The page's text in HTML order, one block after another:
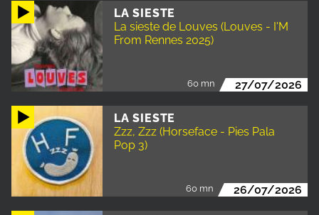
LA SIESTE
La sieste de Louves (Louves - I'M
From Rennes 2025)
60 mn 27/07/2026
LA SIESTE
Zzz, Zzz (Horseface - Pies Pala
Pop 3)
60 mn 26/07/2026